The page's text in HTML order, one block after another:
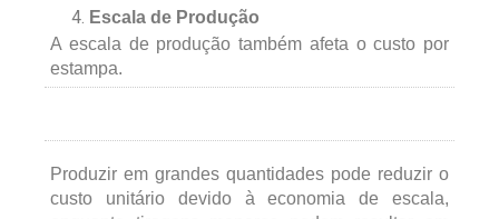
Escala de Produção
A escala de produção também afeta o custo por
estampa.
Produzir em grandes quantidades pode reduzir o
custo unitário devido à economia de escala,